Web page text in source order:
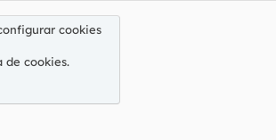
cookies
de cookies.